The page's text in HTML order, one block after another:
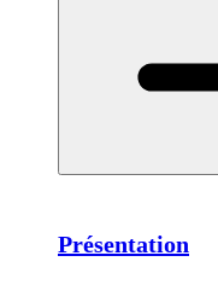
Présentation